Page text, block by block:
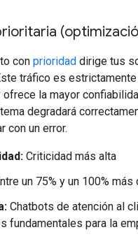
con prioridad dirige tus
tráfico es
la mayor
degradará
con un error.
Criticidad más alta
un 75% y un 100%
Chatbots de atención al
fundamentales para la